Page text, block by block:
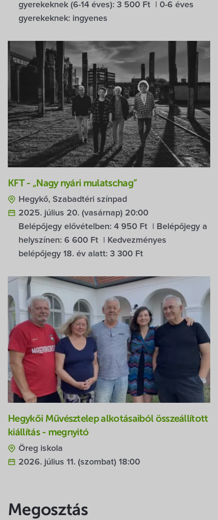
gyerekeknek (6-14 éves): 3 500 Ft | 0-6 éves
gyerekeknek: ingyenes
KFT - „Nagy nyári mulatschag”
Hegykő, Szabadtéri színpad
2025. július 20. (vasárnap) 20:00
Belépőjegy elővételben: 4 950 Ft | Belépőjegy a
helyszínen: 6 600 Ft | Kedvezményes
belépőjegy 18. év alatt: 3 300 Ft
Hegykői Művésztelep alkotásaiból összeállított
kiállítás - megnyitó
Öreg iskola
2026. július 11. (szombat) 18:00
Megosztás